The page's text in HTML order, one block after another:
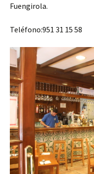
Fuengirola.
Teléfono:951 31 15 58